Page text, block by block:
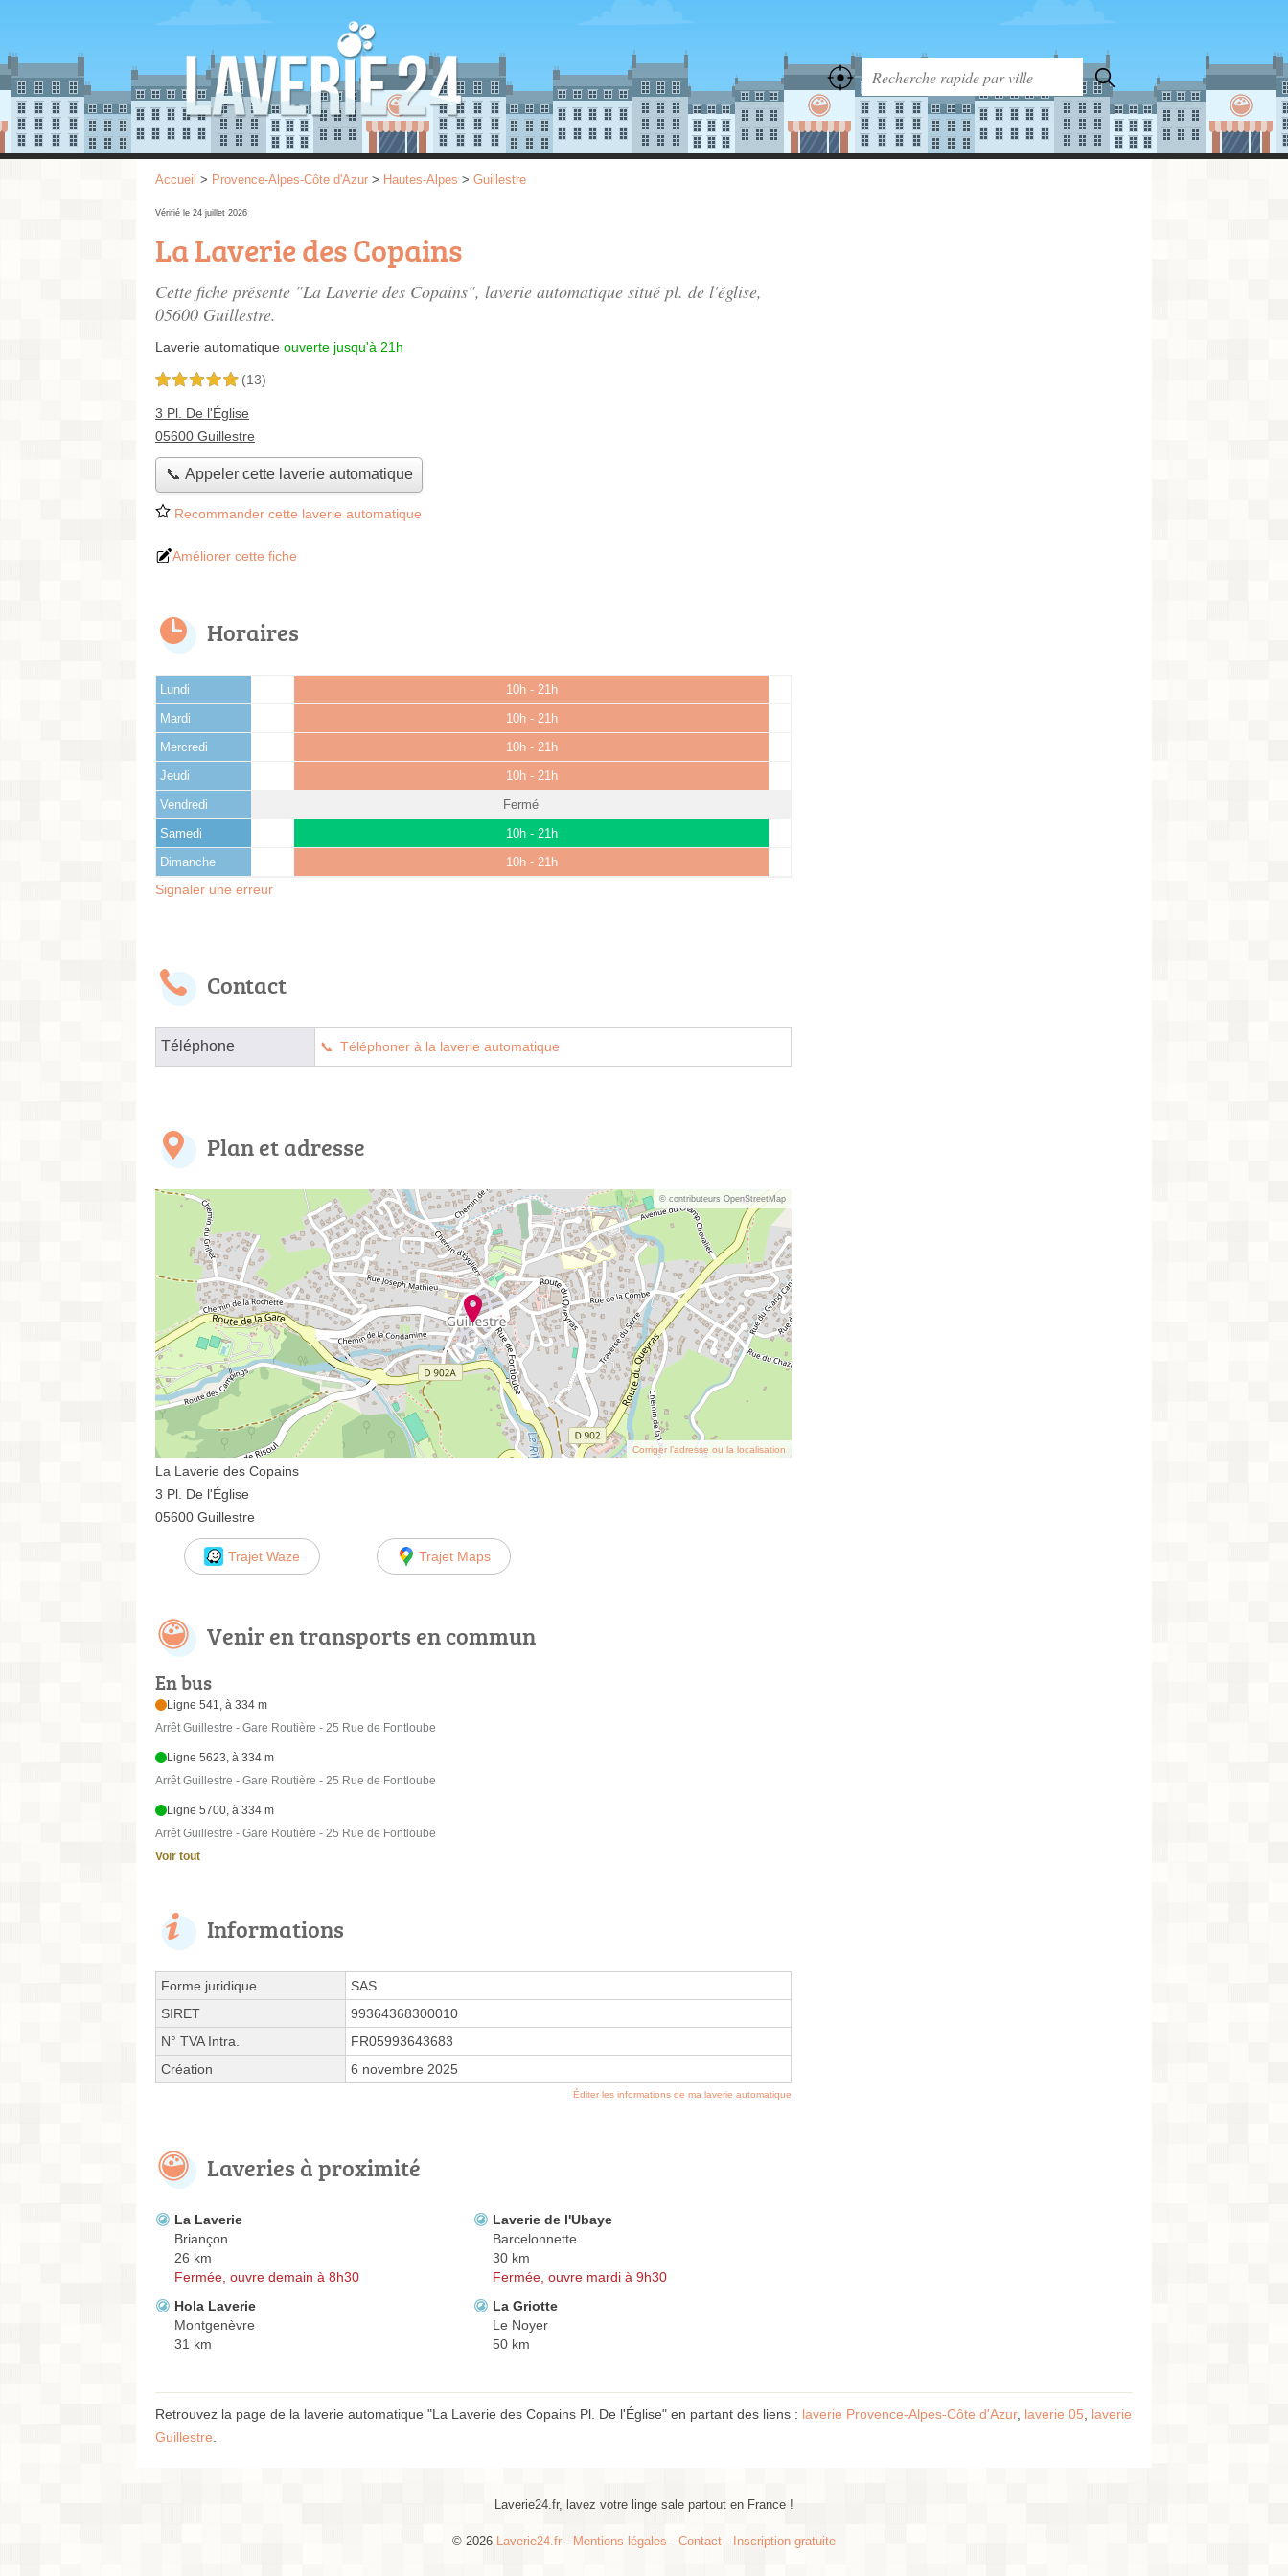
Accueil > Provence-Alpes-Côte d'Azur > Hautes-Alpes > Guillestre
Vérifié le 24 juillet 2026
La Laverie des Copains
Cette fiche présente "La Laverie des Copains", laverie automatique situé pl. de l'église,
05600 Guillestre.
Laverie automatique ouverte jusqu'à 21h
5,0 étoiles sur 5 (13)
3 Pl. De l'Église
05600 Guillestre
📞 Appeler cette laverie automatique
Recommander cette laverie automatique
Améliorer cette fiche
Horaires
Lundi 10h - 21h
Mardi 10h - 21h
Mercredi 10h - 21h
Jeudi 10h - 21h
Vendredi Fermé
Samedi 10h - 21h
Dimanche 10h - 21h
Signaler une erreur
Contact
Téléphone Téléphoner à la laverie automatique
Plan et adresse
© contributeurs OpenStreetMap
Corriger l’adresse ou la localisation
La Laverie des Copains
3 Pl. De l'Église
05600 Guillestre
Trajet Waze Trajet Maps
Venir en transports en commun
En bus
Ligne 541, à 334 m
Arrêt Guillestre - Gare Routière - 25 Rue de Fontloube
Ligne 5623, à 334 m
Arrêt Guillestre - Gare Routière - 25 Rue de Fontloube
Ligne 5700, à 334 m
Arrêt Guillestre - Gare Routière - 25 Rue de Fontloube
Voir tout
Informations
Forme juridique
SAS
SIRET
99364368300010
N° TVA Intra.
FR05993643683
Création
6 novembre 2025
Éditer les informations de ma laverie automatique
Laveries à proximité
La Laverie
Briançon
26 km
Fermée, ouvre demain à 8h30
Laverie de l'Ubaye
Barcelonnette
30 km
Fermée, ouvre mardi à 9h30
Hola Laverie
Montgenèvre
31 km
La Griotte
Le Noyer
50 km
Retrouvez la page de la laverie automatique "La Laverie des Copains Pl. De l'Église" en partant des liens : laverie Provence-Alpes-Côte d'Azur, laverie 05
laverie
Guillestre
Laverie24.fr, lavez votre linge sale partout en France !
© 2026 Laverie24.fr - Mentions légales - Contact - Inscription gratuite